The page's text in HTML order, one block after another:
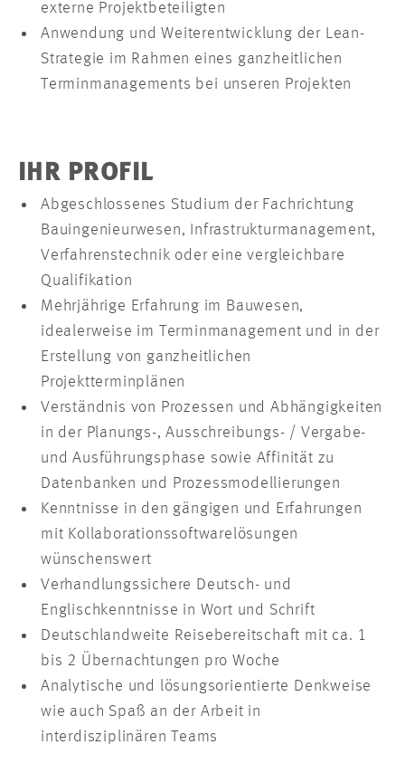
externe Projektbeteiligten
Anwendung und Weiterentwicklung der Lean-
Strategie im Rahmen eines ganzheitlichen
Terminmanagements bei unseren Projekten
IHR PROFIL
Abgeschlossenes Studium der Fachrichtung
Bauingenieurwesen, Infrastrukturmanagement,
Verfahrenstechnik oder eine vergleichbare
Qualifikation
Mehrjährige Erfahrung im Bauwesen,
idealerweise im Terminmanagement und in der
Erstellung von ganzheitlichen
Projektterminplänen
Verständnis von Prozessen und Abhängigkeiten
in der Planungs-, Ausschreibungs- / Vergabe-
und Ausführungsphase sowie Affinität zu
Datenbanken und Prozessmodellierungen
Kenntnisse in den gängigen und Erfahrungen
mit Kollaborationssoftwarelösungen
wünschenswert
Verhandlungssichere Deutsch- und
Englischkenntnisse in Wort und Schrift
Deutschlandweite Reisebereitschaft mit ca. 1
bis 2 Übernachtungen pro Woche
Analytische und lösungsorientierte Denkweise
wie auch Spaß an der Arbeit in
interdisziplinären Teams